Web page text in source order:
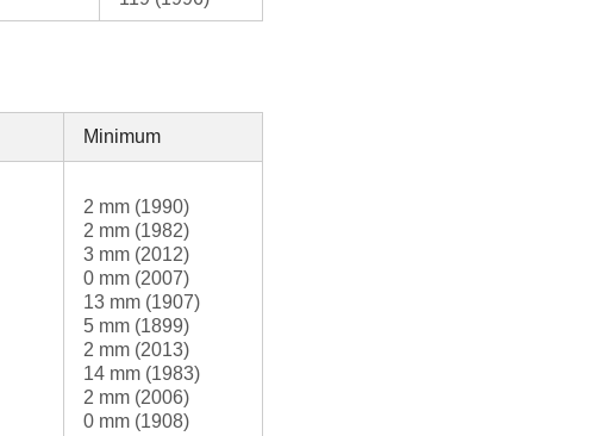
Minimum
2 mm (1990)
2 mm (1982)
3 mm (2012)
0 mm (2007)
13 mm (1907)
5 mm (1899)
2 mm (2013)
14 mm (1983)
2 mm (2006)
0 mm (1908)